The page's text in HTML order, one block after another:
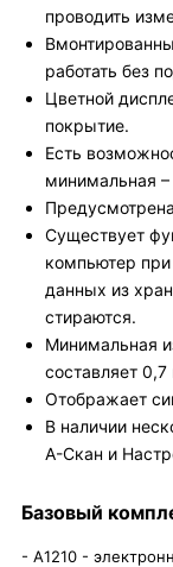
проводить
работать без
Цветной
покрытие.
Есть
минимальная
Существует
компьютер
данных из
стираются.
Минимальная
составляет
Отображает
В наличии
А-Скан и
Базовый
- A1210 -